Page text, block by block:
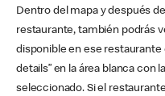
Dentro del mapa y después
restaurante, también podrás
disponible en ese restaurante
details” en la área blanca con
seleccionado. Si el